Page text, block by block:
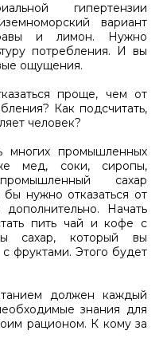
гипертензии
вариант
и лимон. Нужно
потребления. И вы
ощущения.
проще, чем от
Как подсчитать,
человек?
многих промышленных
мед, соки, сиропы,
сахар
нужно отказаться от
Начать
пить чай и кофе с
сахар, который вы
фруктами. Этого будет
должен каждый
знания для
рационом. К кому за